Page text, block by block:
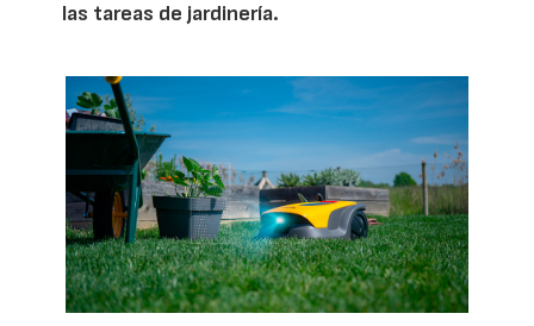
las tareas de jardinería.